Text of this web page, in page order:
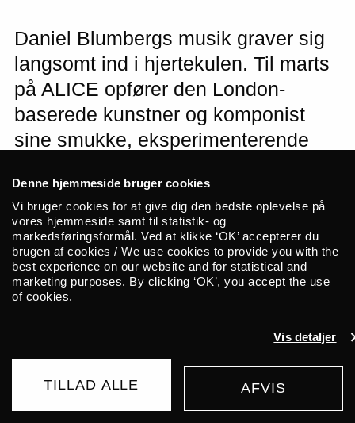
Denne hjemmeside bruger cookies
Vi bruger cookies for at give dig den bedste oplevelse på
vores hjemmeside samt til statistik- og
markedsføringsformål. Ved at klikke ‘OK’ accepterer du
brugen af cookies / We use cookies to provide you with the
best experience on our website and for statistical and
marketing purposes. By clicking ‘OK’, you accept the use
of cookies.
Vis detaljer
TILLAD ALLE AFVIS
Daniel Blumbergs musik graver sig
langsomt ind i hjertekulen. Til marts
på ALICE opfører den London-
baserede kunstner og komponist
sine smukke, eksperimenterende
fængslende indre verden gennem
rene, melankolske vokaler og
basmundharpe, trommemaskine og
synthesizer.
slowcore, som kræver den fulde
hengivenhed fra lytteren, men som giver